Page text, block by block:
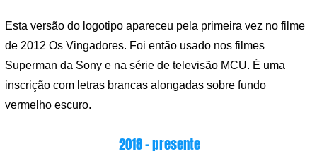
Esta versão do logotipo apareceu pela primeira vez no filme
de 2012 Os Vingadores. Foi então usado nos filmes
Superman da Sony e na série de televisão MCU. É uma
inscrição com letras brancas alongadas sobre fundo
vermelho escuro.
2018 – presente